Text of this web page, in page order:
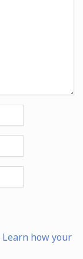
Learn how your